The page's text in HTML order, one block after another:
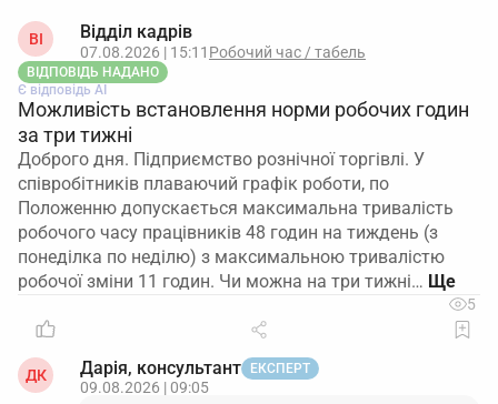
ВІ Відділ кадрів
07.08.2026 | 15:11 Робочий час / табель
ВІДПОВІДЬ НАДАНО
Є відповідь АІ
Можливість встановлення норми робочих годин
за три тижні
Доброго дня. Підприємство рознічної торгівлі. У
співробітників плаваючий графік роботи, по
Положенню допускається максимальна тривалість
робочого часу працівників 48 годин на тиждень (з
понеділка по неділю) з максимальною тривалістю
робочої зміни 11 годин. Чи можна на три тижні…
5
ДК Дарія, консультант ЕКСПЕРТ
09.08.2026 | 09:05